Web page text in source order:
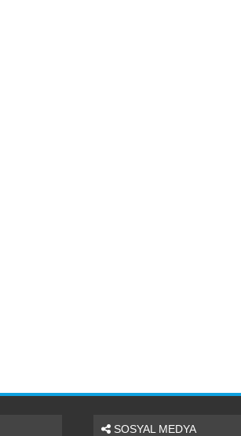
SOSYAL MEDYA